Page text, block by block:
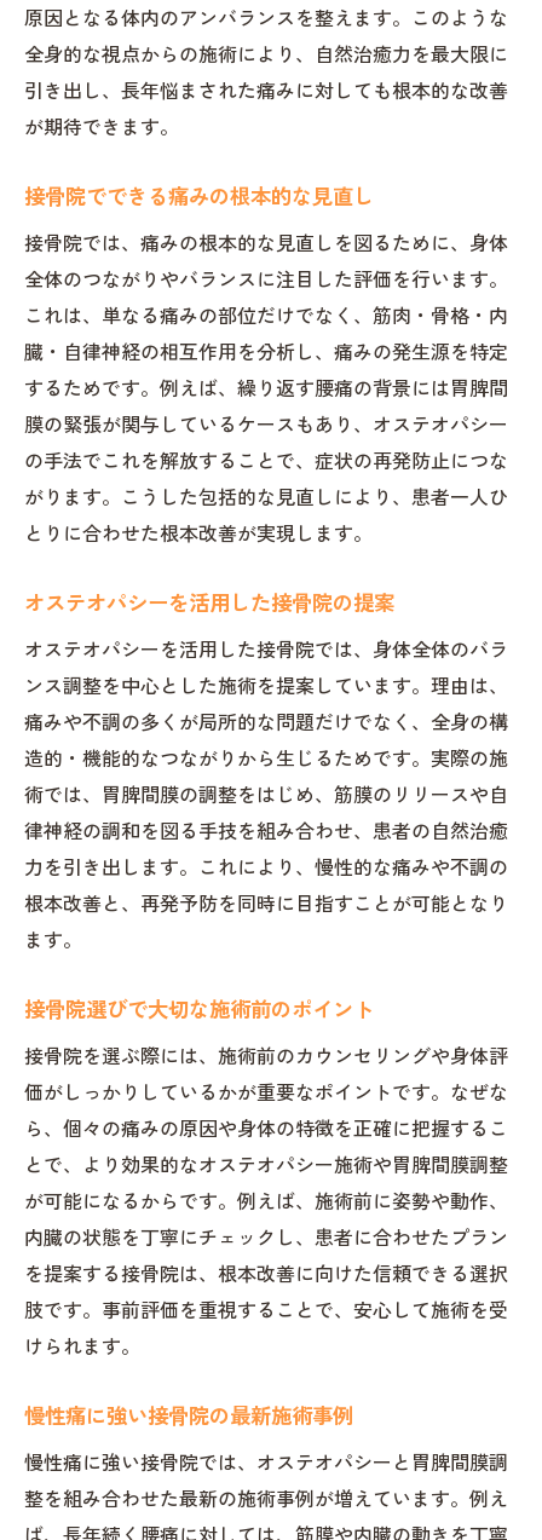
原因となる体内のアンバランスを整えます。このような
全身的な視点からの施術により、自然治癒力を最大限に
引き出し、長年悩まされた痛みに対しても根本的な改善
が期待できます。
接骨院でできる痛みの根本的な見直し
接骨院では、痛みの根本的な見直しを図るために、身体
全体のつながりやバランスに注目した評価を行います。
これは、単なる痛みの部位だけでなく、筋肉・骨格・内
臓・自律神経の相互作用を分析し、痛みの発生源を特定
するためです。例えば、繰り返す腰痛の背景には胃脾間
膜の緊張が関与しているケースもあり、オステオパシー
の手法でこれを解放することで、症状の再発防止につな
がります。こうした包括的な見直しにより、患者一人ひ
とりに合わせた根本改善が実現します。
オステオパシーを活用した接骨院の提案
オステオパシーを活用した接骨院では、身体全体のバラ
ンス調整を中心とした施術を提案しています。理由は、
痛みや不調の多くが局所的な問題だけでなく、全身の構
造的・機能的なつながりから生じるためです。実際の施
術では、胃脾間膜の調整をはじめ、筋膜のリリースや自
律神経の調和を図る手技を組み合わせ、患者の自然治癒
力を引き出します。これにより、慢性的な痛みや不調の
根本改善と、再発予防を同時に目指すことが可能となり
ます。
接骨院選びで大切な施術前のポイント
接骨院を選ぶ際には、施術前のカウンセリングや身体評
価がしっかりしているかが重要なポイントです。なぜな
ら、個々の痛みの原因や身体の特徴を正確に把握するこ
とで、より効果的なオステオパシー施術や胃脾間膜調整
が可能になるからです。例えば、施術前に姿勢や動作、
内臓の状態を丁寧にチェックし、患者に合わせたプラン
を提案する接骨院は、根本改善に向けた信頼できる選択
肢です。事前評価を重視することで、安心して施術を受
けられます。
慢性痛に強い接骨院の最新施術事例
慢性痛に強い接骨院では、オステオパシーと胃脾間膜調
整を組み合わせた最新の施術事例が増えています。例え
ば、長年続く腰痛に対しては、筋膜や内臓の動きを丁寧